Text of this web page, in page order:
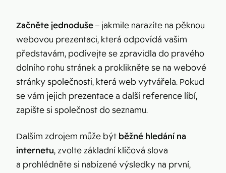
Začněte jednoduše– jakmile narazíte na pěknou
webovou prezentaci, která odpovídá vašim
představám, podívejte se zpravidla do pravého
dolního rohu stránek a proklikněte se na webové
stránky společnosti, která web vytvářela. Pokud
se vám jejich prezentace a další reference líbí,
zapište si společnost do seznamu.
Dalším zdrojem může být běžné hledání na
internetu, zvolte základní klíčová slova
a prohlédněte si nabízené výsledky na první,